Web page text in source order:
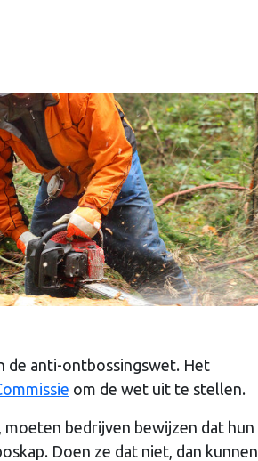
de anti-ontbossingswet. Het
om de wet uit te stellen.
bedrijven bewijzen dat hun
Doen ze dat niet, dan kunnen